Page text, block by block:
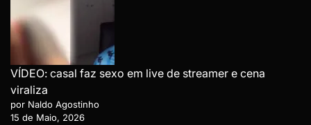
VÍDEO: casal faz sexo em live de streamer e cena
viraliza
por Naldo Agostinho
15 de Maio, 2026